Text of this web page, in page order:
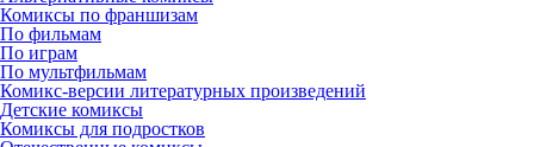
Комиксы по франшизам
По фильмам
По играм
По мультфильмам
Комикс-версии литературных произведений
Детские комиксы
Комиксы для подростков